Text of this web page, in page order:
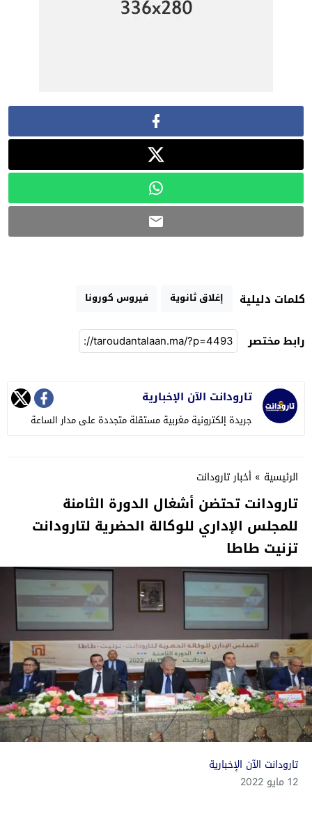
كلمات دليلية إغلاق ثانوية فيروس كورونا
رابط مختصر
تارودانت الآن الإخبارية
جريدة إلكترونية مغربية مستقلة متجددة على مدار الساعة
الرئيسية » أخبار تارودانت
تارودانت تحتضن أشغال الدورة الثامنة
للمجلس الإداري للوكالة الحضرية لتارودانت
تزنيت طاطا
تارودانت الآن الإخبارية
12 مايو 2022